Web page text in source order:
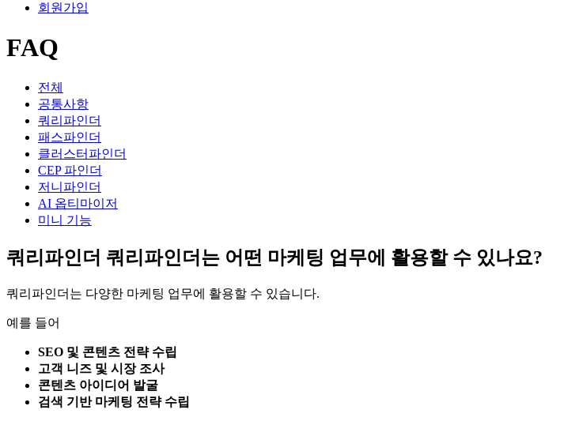
회원가입
FAQ
전체
공통사항
쿼리파인더
패스파인더
클러스터파인더
CEP 파인더
저니파인더
AI 옵티마이저
미니 기능
쿼리파인더 쿼리파인더는 어떤 마케팅 업무에 활용할 수 있나요?
쿼리파인더는 다양한 마케팅 업무에 활용할 수 있습니다.
예를 들어
SEO 및 콘텐츠 전략 수립
고객 니즈 및 시장 조사
콘텐츠 아이디어 발굴
검색 기반 마케팅 전략 수립